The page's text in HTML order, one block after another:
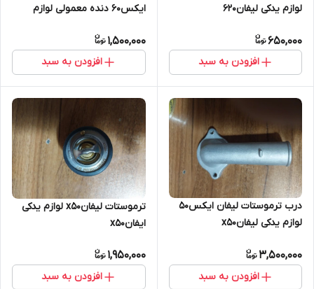
لوازم یدکی لیفان۶۲۰
650,000
افزودن به سبد
ایکس۶۰ دنده معمولی لوازم
1,500,000
افزودن به سبد
درب ترموستات لیفان ایکس۵۰
لوازم یدکی لیفانx50
3,500,000
افزودن به سبد
ترموستات لیفانx50 لوازم یدکی
ایفانx50
1,950,000
افزودن به سبد